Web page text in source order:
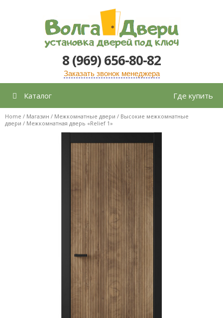
содержимому
8 (969) 656-80-82
Заказать звонок менеджера
Каталог Где купить
Home / Магазин / Межкомнатные двери / Высокие межкомнатные
двери / Межкомнатная дверь «Relief 1»